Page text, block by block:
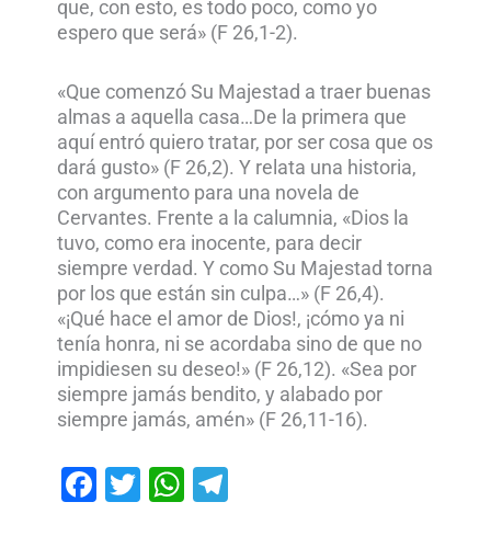
que, con esto, es todo poco, como yo
espero que será» (F 26,1-2).
«Que comenzó Su Majestad a traer buenas
almas a aquella casa…De la primera que
aquí entró quiero tratar, por ser cosa que os
dará gusto» (F 26,2). Y relata una historia,
con argumento para una novela de
Cervantes. Frente a la calumnia, «Dios la
tuvo, como era inocente, para decir
siempre verdad. Y como Su Majestad torna
por los que están sin culpa…» (F 26,4).
«¡Qué hace el amor de Dios!, ¡cómo ya ni
tenía honra, ni se acordaba sino de que no
impidiesen su deseo!» (F 26,12). «Sea por
siempre jamás bendito, y alabado por
siempre jamás, amén» (F 26,11-16).
Facebook
TwitterWhatsApp